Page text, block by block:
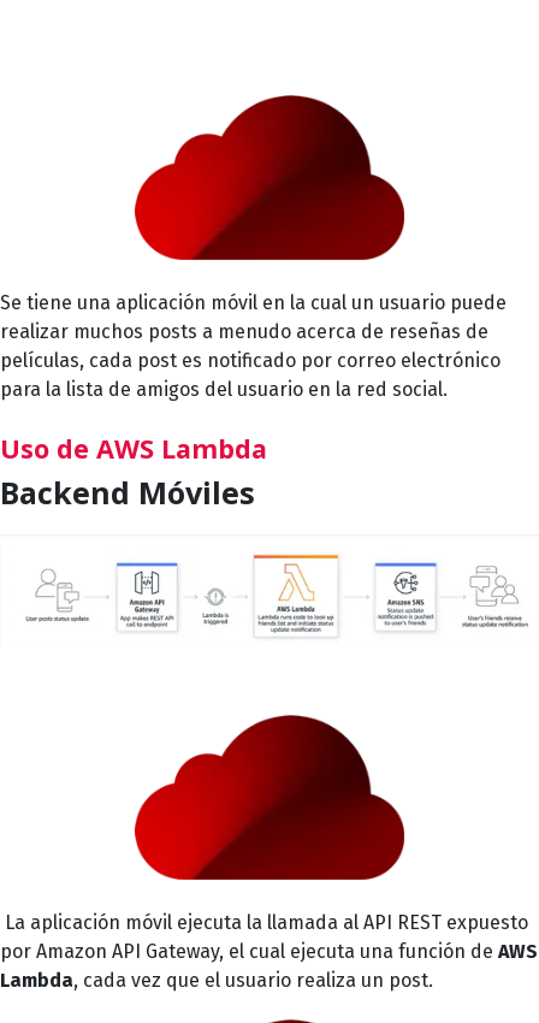
Se tiene una aplicación móvil en la cual un usuario puede
realizar muchos posts a menudo acerca de reseñas de
películas, cada post es notificado por correo electrónico
para la lista de amigos del usuario en la red social.
Uso de AWS Lambda
Backend Móviles
La aplicación móvil ejecuta la llamada al API REST expuesto
por Amazon API Gateway, el cual ejecuta una función de AWS
Lambda, cada vez que el usuario realiza un post.